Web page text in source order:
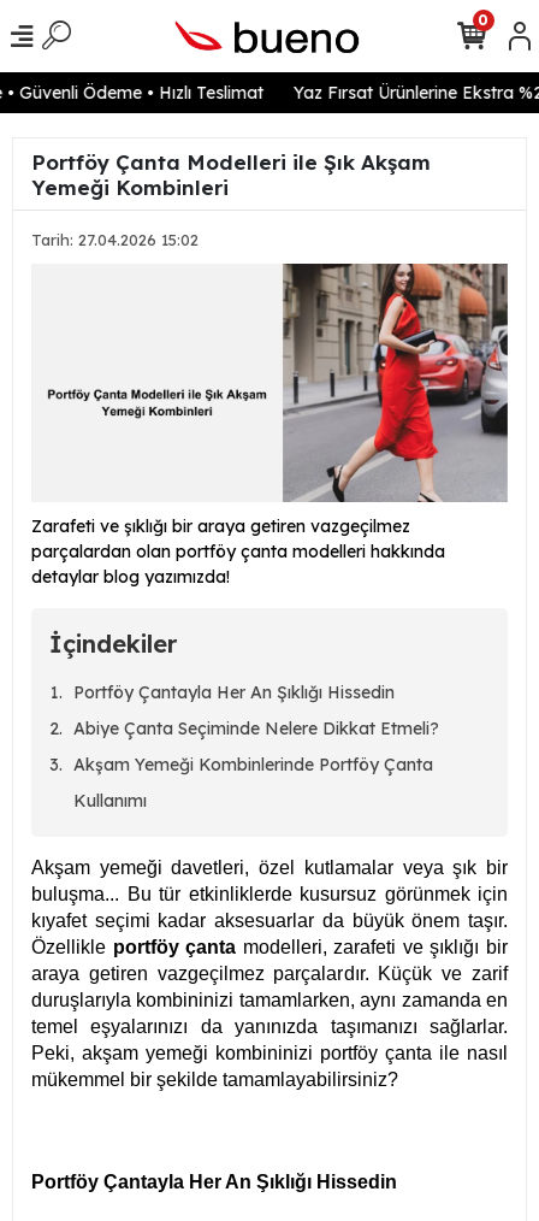
Ödeme • Hızlı Teslimat Yaz Fırsat Ürünlerine Ekstra
0
Portföy Çanta Modelleri ile Şık Akşam
Yemeği Kombinleri
Tarih: 27.04.2026 15:02
Zarafeti ve şıklığı bir araya getiren vazgeçilmez
parçalardan olan portföy çanta modelleri hakkında
detaylar blog yazımızda!
İçindekiler
Portföy Çantayla Her An Şıklığı Hissedin
Abiye Çanta Seçiminde Nelere Dikkat Etmeli?
Akşam Yemeği Kombinlerinde Portföy Çanta
Kullanımı
Akşam yemeği davetleri, özel kutlamalar veya şık bir
buluşma... Bu tür etkinliklerde kusursuz görünmek için
kıyafet seçimi kadar aksesuarlar da büyük önem taşır.
Özellikle portföy çanta modelleri, zarafeti ve şıklığı bir
araya getiren vazgeçilmez parçalardır. Küçük ve zarif
duruşlarıyla kombininizi tamamlarken, aynı zamanda en
temel eşyalarınızı da yanınızda taşımanızı sağlarlar.
Peki, akşam yemeği kombininizi portföy çanta ile nasıl
mükemmel bir şekilde tamamlayabilirsiniz?
Portföy Çantayla Her An Şıklığı Hissedin